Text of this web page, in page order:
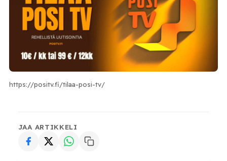
https://positv.fi/tilaa-posi-tv/
JAA ARTIKKELI